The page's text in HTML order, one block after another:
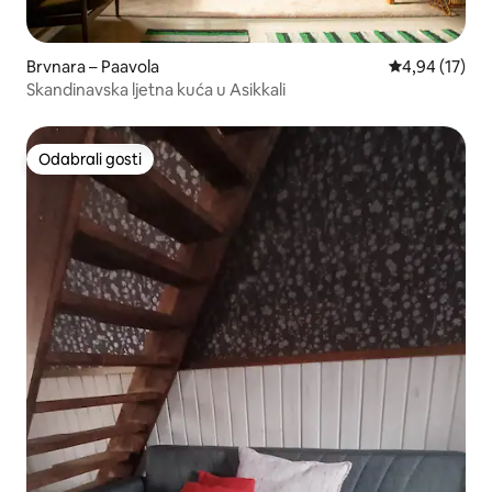
Brvnara – Paavola Prosječna
4,94 (17)
Skandinavska ljetna kuća u Asikkali
Odabrali gosti
Odabrali gosti